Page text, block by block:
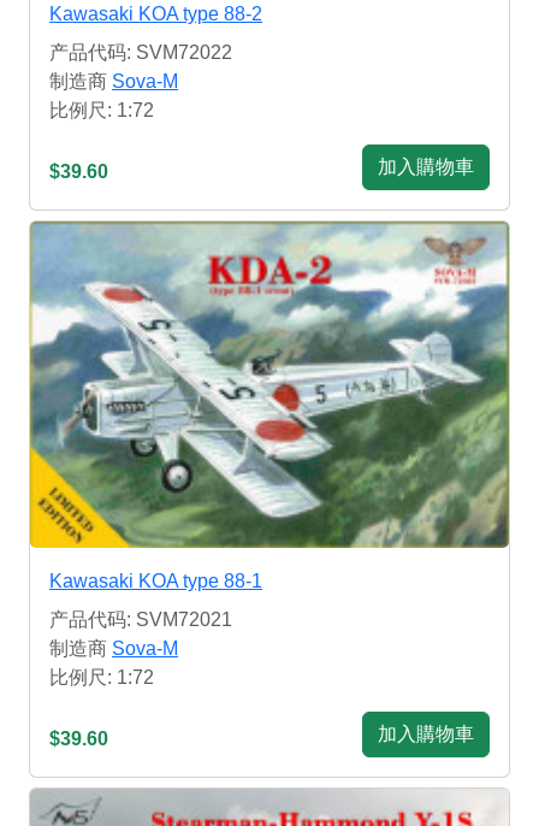
Kawasaki KOA type 88-2
产品代码: SVM72022
制造商 Sova-M
比例尺: 1:72
$39.60 加入購物車
Kawasaki KOA type 88-1
产品代码: SVM72021
制造商 Sova-M
比例尺: 1:72
$39.60 加入購物車